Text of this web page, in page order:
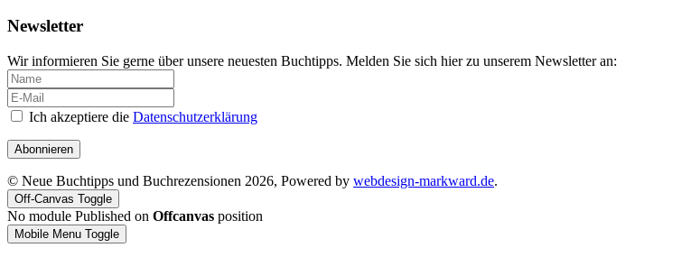
Newsletter
Wir informieren Sie gerne über unsere neuesten Buchtipps. Melden Sie sich hier zu unserem Newsletter an:
Ich akzeptiere die Datenschutzerklärung
Abonnieren
© Neue Buchtipps und Buchrezensionen 2026, Powered by webdesign-markward.de.
Off-Canvas Toggle
No module Published on Offcanvas position
Mobile Menu Toggle